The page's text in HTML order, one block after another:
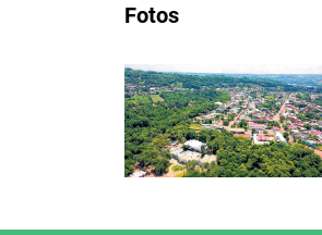
Fotos